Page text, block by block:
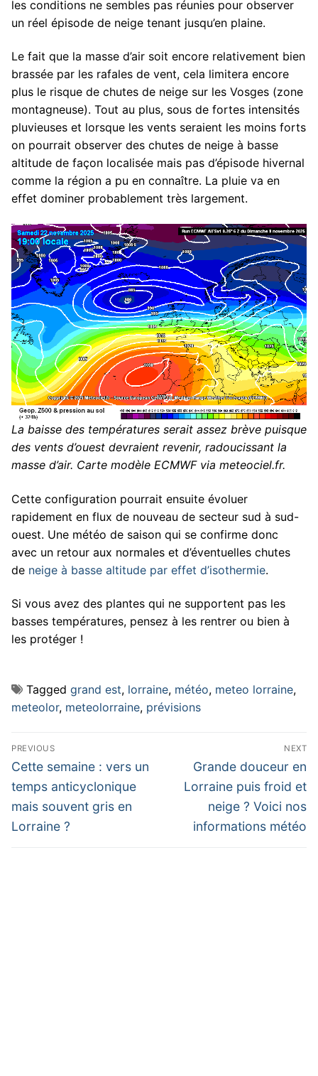
les conditions ne sembles pas réunies pour observer
un réel épisode de neige tenant jusqu’en plaine.
Le fait que la masse d’air soit encore relativement bien
brassée par les rafales de vent, cela limitera encore
plus le risque de chutes de neige sur les Vosges (zone
montagneuse). Tout au plus, sous de fortes intensités
pluvieuses et lorsque les vents seraient les moins forts
on pourrait observer des chutes de neige à basse
altitude de façon localisée mais pas d’épisode hivernal
comme la région a pu en connaître. La pluie va en
effet dominer probablement très largement.
La baisse des températures serait assez brève puisque
des vents d’ouest devraient revenir, radoucissant la
masse d’air. Carte modèle ECMWF via meteociel.fr.
Cette configuration pourrait ensuite évoluer
rapidement en flux de nouveau de secteur sud à sud-
ouest. Une météo de saison qui se confirme donc
avec un retour aux normales et d’éventuelles chutes
de neige à basse altitude par effet d’isothermie.
Si vous avez des plantes qui ne supportent pas les
basses températures, pensez à les rentrer ou bien à
les protéger !
Tagged grand est, lorraine, météo, meteo lorraine,
meteolor, meteolorraine, prévisions
Navigation
de
l’article
PREVIOUS
Previous
post:
Cette semaine : vers un
temps anticyclonique
mais souvent gris en
Lorraine ?
NEXT
Next
post:
Grande douceur en
Lorraine puis froid et
neige ? Voici nos
informations météo